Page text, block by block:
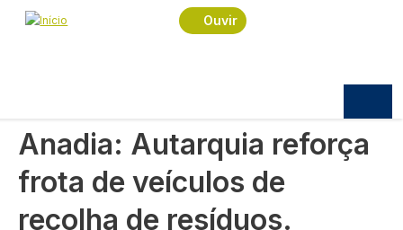
Passar para o conteúdo principal
Ouvir
Navegação estrutural
Início
Política
Anadia: Autarquia reforça frota de veículos de
Anadia: Autarquia reforça
frota de veículos de
recolha de resíduos.